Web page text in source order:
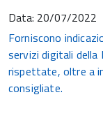
Data: 20/07/2022
Forniscono
servizi digitali della
rispettate, oltre a
consigliate.